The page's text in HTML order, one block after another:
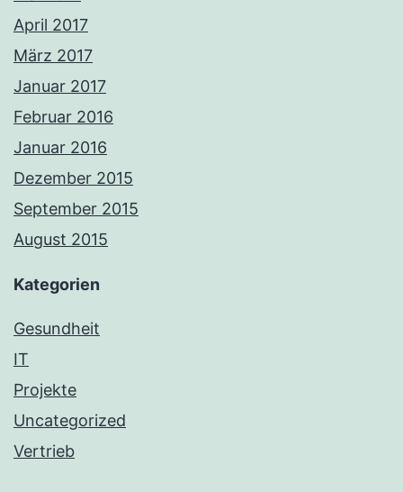
April 2017
März 2017
Januar 2017
Februar 2016
Januar 2016
Dezember 2015
September 2015
August 2015
Kategorien
Gesundheit
IT
Projekte
Uncategorized
Vertrieb